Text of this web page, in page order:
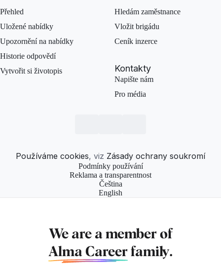
Přehled
Uložené nabídky
Upozornění na nabídky
Historie odpovědí
Vytvořit si životopis
Hledám zaměstnance
Vložit brigádu
Ceník inzerce
Kontakty
Napište nám
Pro média
Používáme cookies, viz Zásady ochrany soukromí
Podmínky používání
Reklama a transparentnost
Čeština
English
We are a member of
Alma Career family.